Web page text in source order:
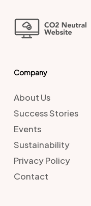
Company
About Us
Success Stories
Events
Sustainability
Privacy Policy
Contact